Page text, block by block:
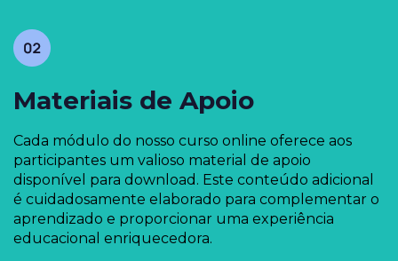
Materiais de Apoio
Cada módulo do nosso curso online oferece aos
participantes um valioso material de apoio
disponível para download. Este conteúdo adicional
é cuidadosamente elaborado para complementar o
aprendizado e proporcionar uma experiência
educacional enriquecedora.